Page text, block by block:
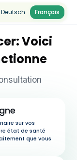
Deutsch Français
Voici
sur vos
état de santé
que vous